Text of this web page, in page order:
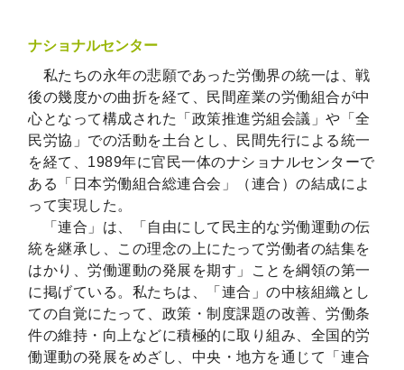
ナショナルセンター
私たちの永年の悲願であった労働界の統一は、戦
後の幾度かの曲折を経て、民間産業の労働組合が中
心となって構成された「政策推進労組会議」や「全
民労協」での活動を土台とし、民間先行による統一
を経て、1989年に官民一体のナショナルセンターで
ある「日本労働組合総連合会」（連合）の結成によ
って実現した。
「連合」は、「自由にして民主的な労働運動の伝
統を継承し、この理念の上にたって労働者の結集を
はかり、労働運動の発展を期す」ことを綱領の第一
に掲げている。私たちは、「連合」の中核組織とし
ての自覚にたって、政策・制度課題の改善、労働条
件の維持・向上などに積極的に取り組み、全国的労
働運動の発展をめざし、中央・地方を通じて「連合